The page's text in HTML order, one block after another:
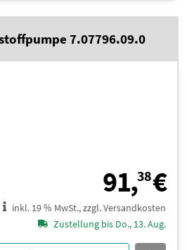
7.07796.09.0
91,38€
inkl. 19 % MwSt., zzgl. Versandkosten
Zustellung bis Do., 13. Aug.